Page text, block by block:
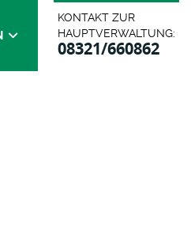
KONTAKT ZUR
HAUPTVERWALTUNG:
08321/660862